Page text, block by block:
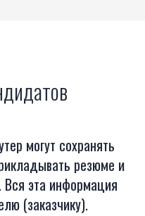
могут сохранять
резюме и
Вся эта информация
(заказчику).